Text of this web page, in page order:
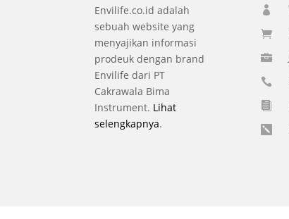
Envilife.co.id adalah
sebuah website yang
menyajikan informasi
prodeuk dengan brand
Envilife dari PT
Cakrawala Bima
Instrument. Lihat
selengkapnya.





